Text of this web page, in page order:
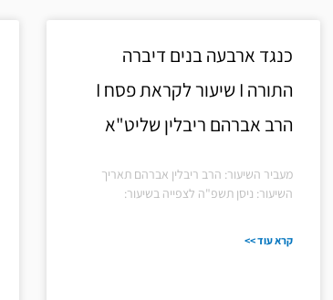
כנגד ארבעה בנים דיברה
התורה I שיעור לקראת פסח I
הרב אברהם ריבלין שליט"א
מעביר השיעור: הרב ריבלין אברהם תאריך
השיעור: ניסן תשפ"ה לצפייה בשיעור:
קרא עוד >>